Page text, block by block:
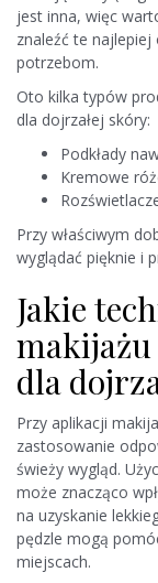
jest inna, więc
znaleźć te
potrzebom.
Oto kilka typów
dla dojrzałej skóry:
Podkłady
Kremowe
Przy właściwym
wyglądać pięknie i
Jakie
makijażu
dla
Przy aplikacji
zastosowanie
świeży wygląd.
może znacząco
na uzyskanie
pędzle mogą
miejscach.